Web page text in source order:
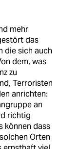
mehr
das
die sich auch
dem, was
zu
Terroristen
anrichten:
an
richtig
können dass
Orten